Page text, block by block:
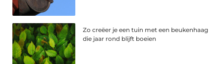
Zo creëer je een tuin met een beukenhaag
die jaar rond blijft boeien